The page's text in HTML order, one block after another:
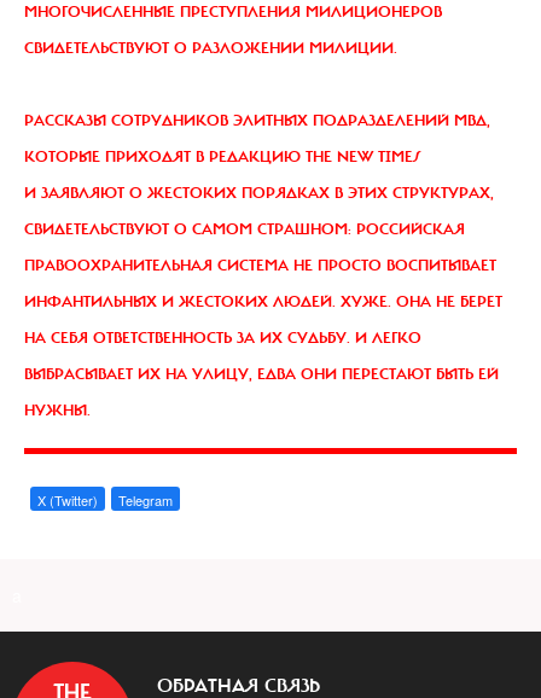
МНОГОЧИСЛЕННЫЕ ПРЕСТУПЛЕНИЯ МИЛИЦИОНЕРОВ
СВИДЕТЕЛЬСТВУЮТ О РАЗЛОЖЕНИИ МИЛИЦИИ.
РАССКАЗЫ СОТРУДНИКОВ ЭЛИТНЫХ ПОДРАЗДЕЛЕНИЙ МВД,
КОТОРЫЕ ПРИХОДЯТ В РЕДАКЦИЮ THE NEW TIMES
И ЗАЯВЛЯЮТ О ЖЕСТОКИХ ПОРЯДКАХ В ЭТИХ СТРУКТУРАХ,
СВИДЕТЕЛЬСТВУЮТ О САМОМ СТРАШНОМ: РОССИЙСКАЯ
ПРАВООХРАНИТЕЛЬНАЯ СИСТЕМА НЕ ПРОСТО ВОСПИТЫВАЕТ
ИНФАНТИЛЬНЫХ И ЖЕСТОКИХ ЛЮДЕЙ. ХУЖЕ. ОНА НЕ БЕРЕТ
НА СЕБЯ ОТВЕТСТВЕННОСТЬ ЗА ИХ СУДЬБУ. И ЛЕГКО
ВЫБРАСЫВАЕТ ИХ НА УЛИЦУ, ЕДВА ОНИ ПЕРЕСТАЮТ БЫТЬ ЕЙ
НУЖНЫ.
X (Twitter) Telegram
ОБРАТНАЯ СВЯЗЬ